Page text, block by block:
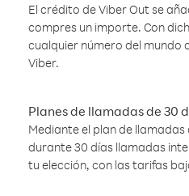
El crédito de Viber Out se
compres un importe. Con
cualquier número del mundo
Viber.
Planes de llamadas de 30
Mediante el plan de
durante 30 días llamadas
tu elección, con las tarifas